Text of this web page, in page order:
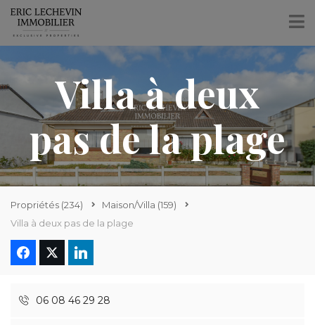
Villa à deux
pas de la plage
Propriétés (234) Maison/Villa (159)
Villa à deux pas de la plage
06 08 46 29 28